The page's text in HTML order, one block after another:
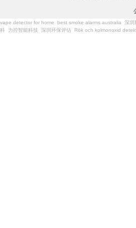
vape detector for home best smoke alarms australia 深圳
科
力控智能科技 深圳环保评估 Rök och kolmonoxid